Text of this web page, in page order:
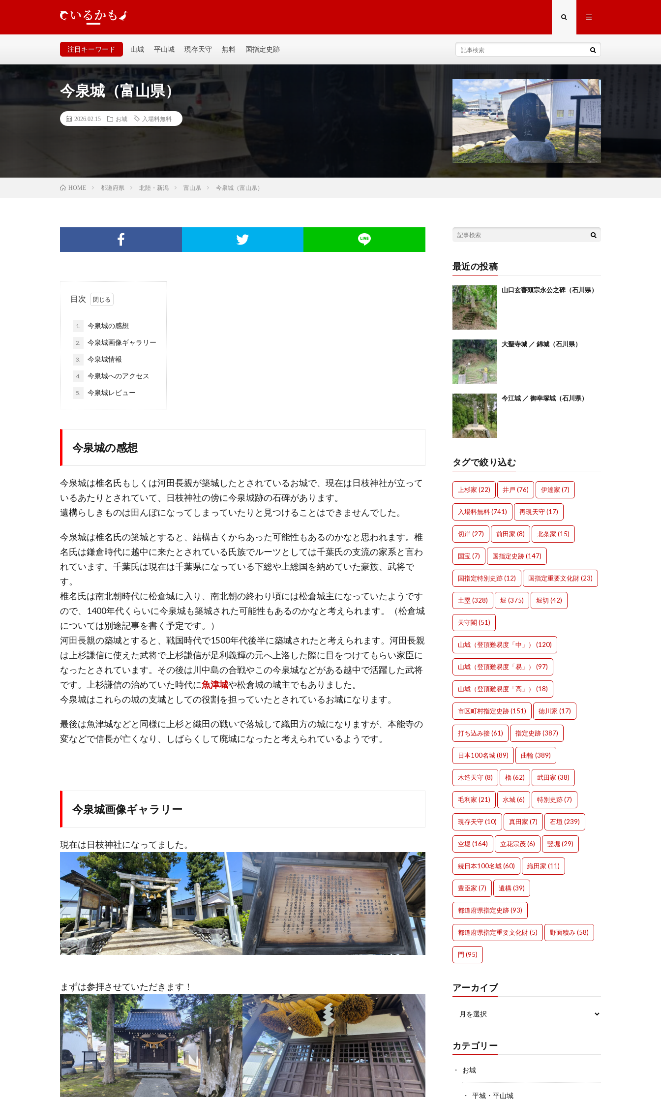
るいサイトなので気軽に見てください。
注目キーワード 山城 平山城 現存天守 無料 国指定史跡
今泉城（富山県）
2026.02.15 お城 入場料無料
HOME 都道府県 北陸・新潟 富山県 今泉城（富山県）
目次
1. 今泉城の感想
2. 今泉城画像ギャラリー
3. 今泉城情報
4. 今泉城へのアクセス
5. 今泉城レビュー
今泉城の感想
今泉城は椎名氏もしくは河田長親が築城したとされているお城で、現在は日枝神社が立って
いるあたりとされていて、日枝神社の傍に今泉城跡の石碑があります。
遺構らしきものは田んぼになってしまっていたりと見つけることはできませんでした。
今泉城は椎名氏の築城とすると、結構古くからあった可能性もあるのかなと思われます。椎
名氏は鎌倉時代に越中に来たとされている氏族でルーツとしては千葉氏の支流の家系と言わ
れています。千葉氏は現在は千葉県になっている下総や上総国を納めていた豪族、武将で
す。
椎名氏は南北朝時代に松倉城に入り、南北朝の終わり頃には松倉城主になっていたようです
ので、1400年代くらいに今泉城も築城された可能性もあるのかなと考えられます。（松倉城
については別途記事を書く予定です。）
河田長親の築城とすると、戦国時代で1500年代後半に築城されたと考えられます。河田長親
は上杉謙信に使えた武将で上杉謙信が足利義輝の元へ上洛した際に目をつけてもらい家臣に
なったとされています。その後は川中島の合戦やこの今泉城などがある越中で活躍した武将
です。上杉謙信の治めていた時代に魚津城や松倉城の城主でもありました。
今泉城はこれらの城の支城としての役割を担っていたとされているお城になります。
最後は魚津城などと同様に上杉と織田の戦いで落城して織田方の城になりますが、本能寺の
変などで信長が亡くなり、しばらくして廃城になったと考えられているようです。
今泉城画像ギャラリー
現在は日枝神社になってました。
まずは参拝させていただきます！
最近の投稿
山口玄蕃頭宗永公之碑（石川県）
大聖寺城 ／ 錦城（石川県）
今江城 ／ 御幸塚城（石川県）
タグで絞り込む
上杉家 (22) 井戸 (76) 伊達家 (7)
入場料無料(741) 再現天守(17)
切岸(27) 前田家 (8) 北条家 (15)
国宝 (7) 国指定史跡(147)
国指定特別史跡(12) 国指定重要文化財(23)
土塁 (328) 堀 (375) 堀切 (42)
天守閣(51)
山城（登頂難易度「中」） (120)
山城（登頂難易度「易」） (97)
山城（登頂難易度「高」） (18)
市区町村指定史跡(151) 徳川家 (17)
打ち込み接(61) 指定史跡(387)
日本100名城(89) 曲輪(389)
木造天守(8) 櫓(62) 武田家 (38)
毛利家 (21) 水城(6) 特別史跡(7)
現存天守(10) 真田家 (7) 石垣 (239)
空堀 (164) 立花宗茂(6) 竪堀 (29)
続日本100名城(60) 織田家 (11)
豊臣家 (7) 遺構(39)
都道府県指定史跡(93)
都道府県指定重要文化財(5) 野面積み(58)
門 (95)
アーカイブ
カテゴリー
お城
平城・平山城